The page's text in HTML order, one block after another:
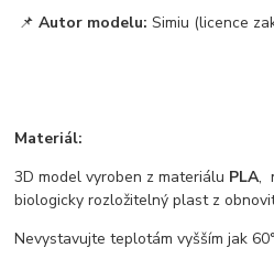
📌Autor modelu: Simiu (licence
Materiál:
3D model vyroben z materiálu PLA,
biologicky rozložitelný plast z
Nevystavujte teplotám vyšším jak